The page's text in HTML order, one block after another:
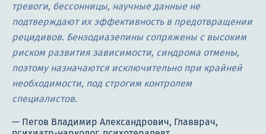
тревоги, бессонницы, научные данные не
подтверждают их эффективность в предотвращении
рецидивов. Бензодиазепины сопряжены с высоким
риском развития зависимости, синдрома отмены,
поэтому назначаются исключительно при крайней
необходимости, под строгим контролем
специалистов.